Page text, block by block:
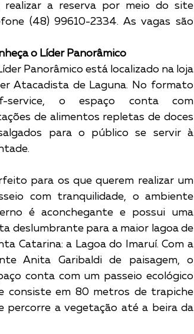
realizar a reserva por meio do site
(48) 99610-2334. As vagas são
o Líder Panorâmico
Panorâmico está localizado na loja
Atacadista de Laguna. No formato
service, o espaço conta com
de alimentos repletas de doces
para o público se servir à
para os que querem realizar um
com tranquilidade, o ambiente
é aconchegante e possui uma
deslumbrante para a maior lagoa de
Catarina: a Lagoa do Imaruí. Com a
Anita Garibaldi de paisagem, o
conta com um passeio ecológico
consiste em 80 metros de trapiche
percorre a vegetação até a beira da